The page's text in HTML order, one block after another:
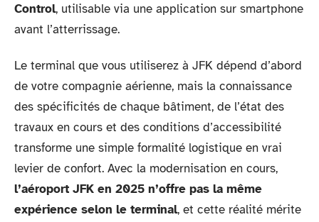
Control, utilisable via une application sur smartphone
avant l’atterrissage.
Le terminal que vous utiliserez à JFK dépend d’abord
de votre compagnie aérienne, mais la connaissance
des spécificités de chaque bâtiment, de l’état des
travaux en cours et des conditions d’accessibilité
transforme une simple formalité logistique en vrai
levier de confort. Avec la modernisation en cours,
l’aéroport JFK en 2025 n’offre pas la même
expérience selon le terminal, et cette réalité mérite